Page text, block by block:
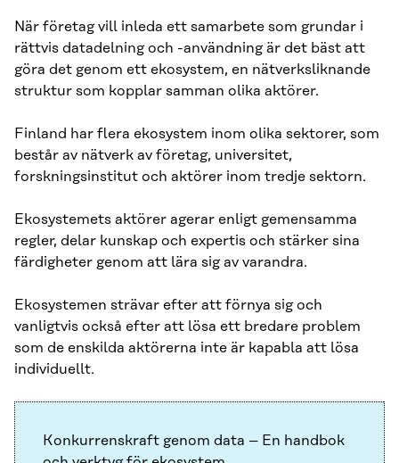
När företag vill inleda ett samarbete som grundar i
rättvis datadelning och -användning är det bäst att
göra det genom ett ekosystem, en nätverksliknande
struktur som kopplar samman olika aktörer.
Finland har flera ekosystem inom olika sektorer, som
består av nätverk av företag, universitet,
forskningsinstitut och aktörer inom tredje sektorn.
Ekosystemets aktörer agerar enligt gemensamma
regler, delar kunskap och expertis och stärker sina
färdigheter genom att lära sig av varandra.
Ekosystemen strävar efter att förnya sig och
vanligtvis också efter att lösa ett bredare problem
som de enskilda aktörerna inte är kapabla att lösa
individuellt.
Konkurrenskraft genom data – En handbok